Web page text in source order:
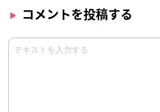
コメントを投稿する